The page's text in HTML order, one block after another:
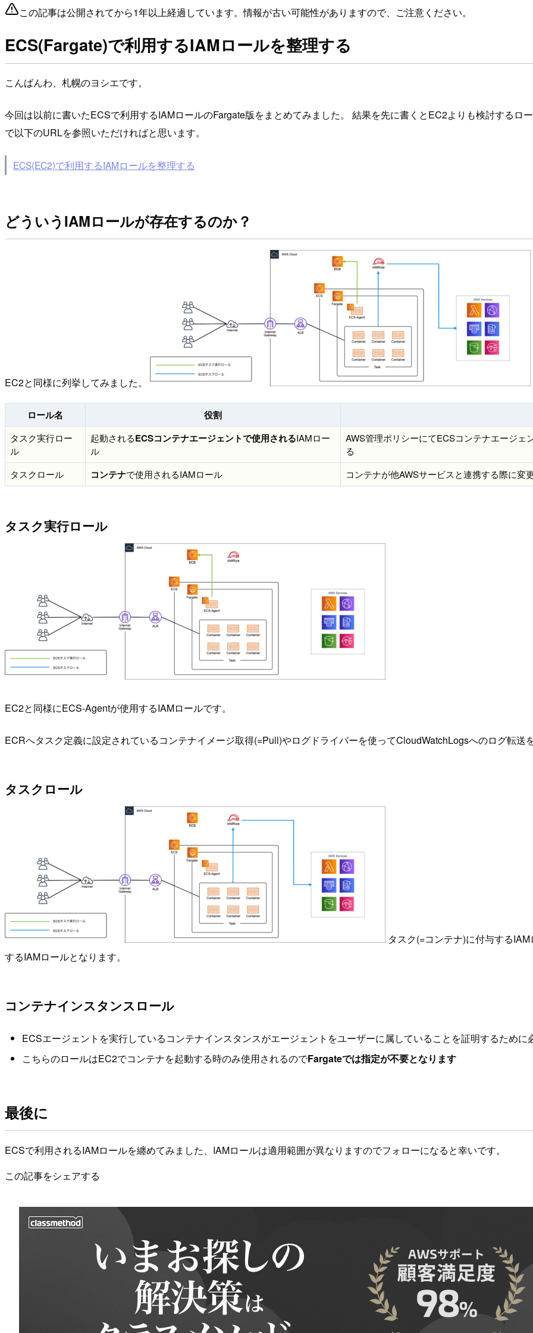
この記事は公開されてから1年以上経過しています。情報が古い可能性がありますので、ご注意ください。
ECS(Fargate)で利用するIAMロールを整理する
こんばんわ、札幌のヨシエです。
今回は以前に書いたECSで利用するIAMロールのFargate版をまとめてみました。 結果を先に書くとEC2よりも検討するロ
で以下のURLを参照いただければと思います。
ECS(EC2)で利用するIAMロールを整理する
どういうIAMロールが存在するのか？
EC2と同様に列挙してみました。
ロール名 役割
タスク実行ロー
ル
起動されるECSコンテナエージェントで使用されるIAMロー
ル
AWS管理ポリシーにてECSコンテナエージ
る
タスクロール
コンテナで使用されるIAMロール コンテナが他AWSサービスと連携する際に変
タスク実行ロール
EC2と同様にECS-Agentが使用するIAMロールです。
ECRへタスク定義に設定されているコンテナイメージ取得(=Pull)やログドライバーを使ってCloudWatchLogsへのログ転送
タスクロール
タスク(=コンテナ)に付与する
するIAMロールとなります。
コンテナインスタンスロール
ECSエージェントを実行しているコンテナインスタンスがエージェントをユーザーに属していることを証明するために
こちらのロールはEC2でコンテナを起動する時のみ使用されるのでFargateでは指定が不要となります
最後に
ECSで利用されるIAMロールを纏めてみました、IAMロールは適用範囲が異なりますのでフォローになると幸いです。
この記事をシェアする